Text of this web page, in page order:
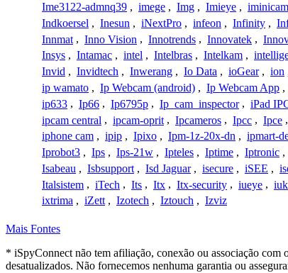
Ime3122-admnq39 , imege , Img , Imieye , iminicam
Indkoersel , Inesun , iNextPro , infeon , Infinity ,
Innmat , Inno Vision , Innotrends , Innovatek ,
Insys , Intamac , intel , Intelbras , Intelkam ,
Invid , Invidtech , Inwerang , Io Data , ioGear , ion
ip wamato , Ip Webcam (android) , Ip Webcam App ,
ip633 , Ip66 , Ip6795p , Ip_cam_inspector , iPad
ipcam central , ipcam-oprit , Ipcameros , Ipcc , Ipce ,
iphone cam , ipip , Ipixo , Ipm-1z-20x-dn , ipmart-
Iprobot3 , Ips , Ips-21w , Ipteles , Iptime , Iptronic ,
Isabeau , Isbsupport , Isd Jaguar , isecure , iSEE ,
Italsistem , iTech , Its , Itx , Itx-security , iueye , iuk
ixtrima , iZett , Izotech , Iztouch , Izviz
Mais Fontes
* iSpyConnect não tem afiliação, conexão ou associação com
desatualizados. Não fornecemos nenhuma garantia ou